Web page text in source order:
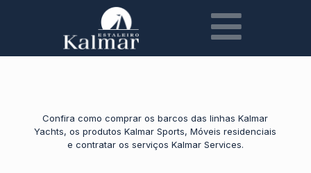
Confira como comprar os barcos das linhas Kalmar
Yachts, os produtos Kalmar Sports, Móveis residenciais
e contratar os serviços Kalmar Services.